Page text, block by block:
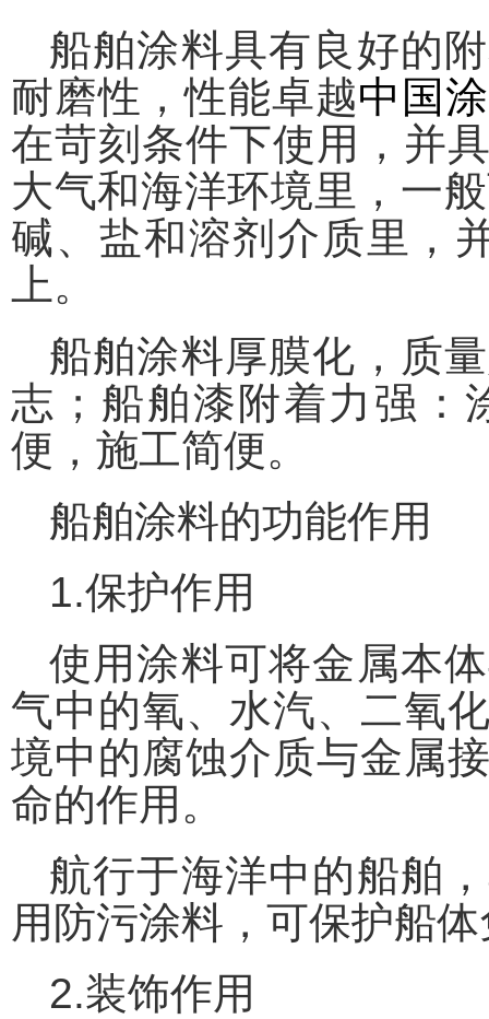
船舶涂料具有良好的
耐磨性，性能卓越中国
在苛刻条件下使用，并
大气和海洋环境里，一
碱、盐和溶剂介质里，
上。
船舶涂料厚膜化，质
志；船舶漆附着力强：
便，施工简便。
船舶涂料的功能作用
1.保护作用
使用涂料可将金属本
气中的氧、水汽、二氧
境中的腐蚀介质与金属
命的作用。
航行于海洋中的船舶
用防污涂料，可保护船
2.装饰作用